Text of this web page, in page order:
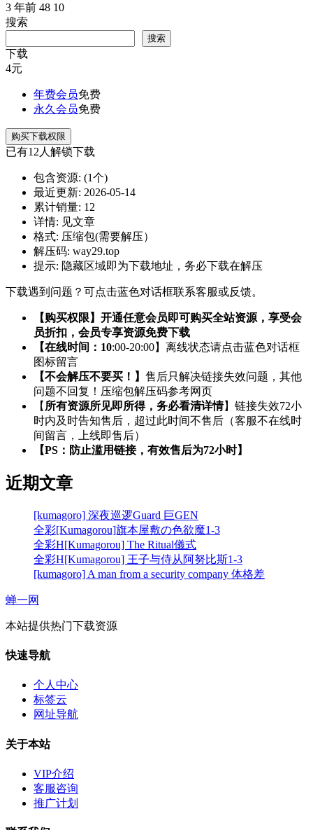
3 年前 48 10
搜索
搜索
下载
4元
年费会员免费
永久会员免费
购买下载权限
已有12 人解锁下载
包含资源: (1个)
最近更新: 2026-05-14
累计销量: 12
详情: 见文章
格式: 压缩包(需要解压）
解压码: way29.top
提示: 隐藏区域即为下载地址，务必下载在解压
下载遇到问题？可点击蓝色对话框联系客服或反馈。
【购买权限】开通任意会员即可购买全站资源，享受会
员折扣，会员专享资源免费下载
【在线时间：10:00-20:00】离线状态请点击蓝色对话框
图标留言
【不会解压不要买！】 售后只解决链接失效问题，其他
问题不回复！压缩包解压码参考网页
【 所有资源所见即所得，务必看清详情】链接失效72小
时内及时告知售后，超过此时间不售后（客服不在线时
间留言，上线即售后）
【PS：防止滥用链接，有效售后为72小时】
近期文章
[kumagoro] 深夜巡逻Guard 巨GEN
全彩[Kumagorou]旗本屋敷の色欲魔1-3
全彩H[Kumagorou] The Ritual儀式
全彩H[Kumagorou] 王子与侍从阿努比斯1-3
[kumagoro] A man from a security company 体格差
蝉一网
本站提供热门下载资源
快速导航
个人中心
标签云
网址导航
关于本站
VIP介绍
客服咨询
推广计划